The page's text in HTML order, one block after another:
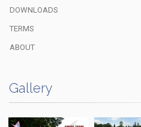
DOWNLOADS
TERMS
ABOUT
Gallery